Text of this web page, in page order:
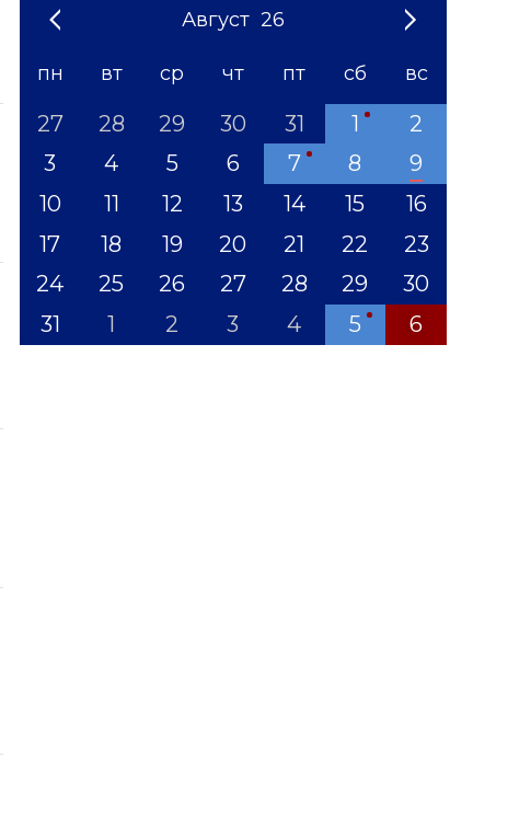
Август 26
1 3 5 8 10 12
'21 '23 '24 '25 '26 '27 '28 '29 '31
пн вт ср чт пт сб вс
27 28 29 30 31 1
2
3
4 5 6 7 8
9
10
11 12 13 14 15
16
17
18 19 20 21 22
23
24
25 26 27 28 29
30
31
1 2 3 4 5 6